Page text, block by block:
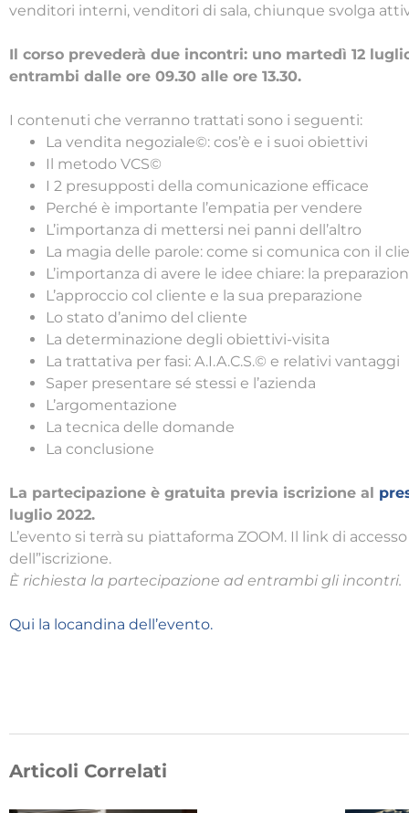
venditori interni, venditori di sala, chiunque svolga
Il corso prevederà due incontri: uno martedì 12
entrambi dalle ore 09.30 alle ore 13.30.
I contenuti che verranno trattati sono i seguenti:
La vendita negoziale©: cos’è e i suoi obiettivi
Il metodo VCS©
I 2 presupposti della comunicazione efficace
Perché è importante l’empatia per vendere
L’importanza di mettersi nei panni dell’altro
La magia delle parole: come si comunica con il
L’importanza di avere le idee chiare: la
L’approccio col cliente e la sua preparazione
Lo stato d’animo del cliente
La determinazione degli obiettivi-visita
La trattativa per fasi: A.I.A.C.S.© e relativi vantaggi
Saper presentare sé stessi e l’azienda
L’argomentazione
La tecnica delle domande
La conclusione
La partecipazione è gratuita previa iscrizione al
luglio 2022.
L’evento si terrà su piattaforma ZOOM. Il link di
dell”iscrizione.
È richiesta la partecipazione ad entrambi gli incontri.
Qui la locandina dell’evento.
Articoli Correlati